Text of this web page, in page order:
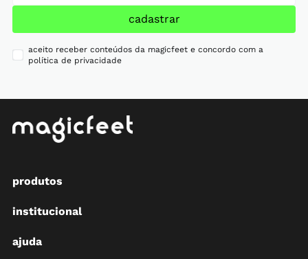
cadastrar
aceito receber conteúdos da magicfeet e concordo com a
política de privacidade
produtos
institucional
ajuda